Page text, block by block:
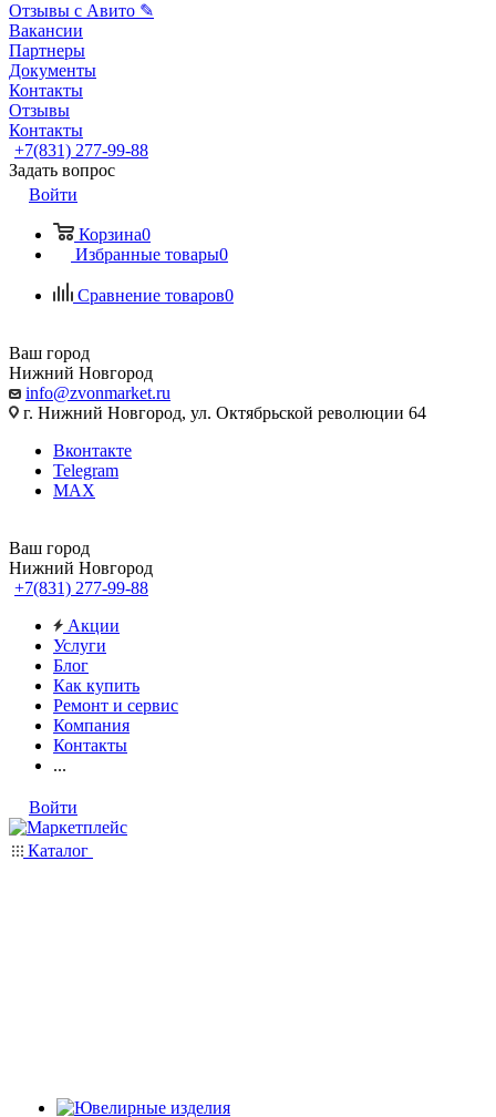
Отзывы с Авито ✎
Вакансии
Партнеры
Документы
Контакты
Отзывы
Контакты
+7(831) 277-99-88
Задать вопрос
Войти
Корзина0
Избранные товары0
Сравнение товаров0
Ваш город
Нижний Новгород
info@zvonmarket.ru
г. Нижний Новгород, ул. Октябрьской революции 64
Вконтакте
Telegram
MAX
Ваш город
Нижний Новгород
+7(831) 277-99-88
Акции
Услуги
Блог
Как купить
Ремонт и сервис
Компания
Контакты
...
Войти
Каталог